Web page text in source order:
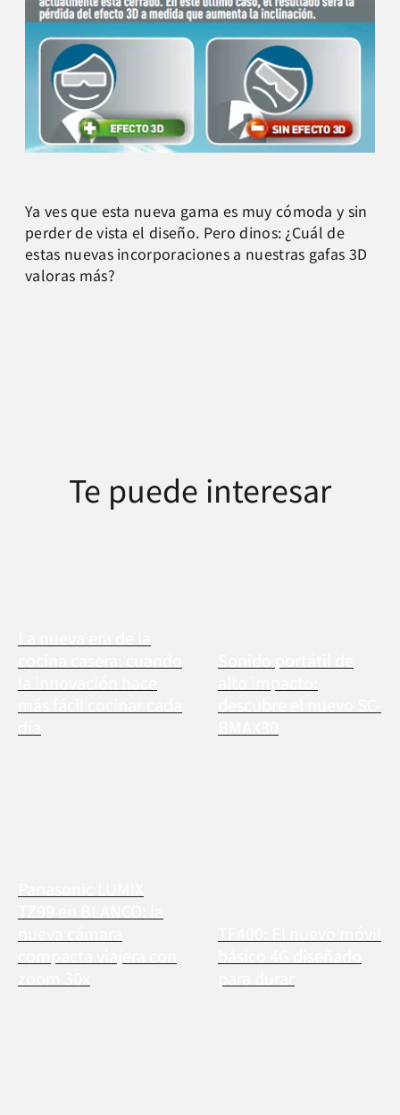
Ya ves que esta nueva gama es muy cómoda y sin
perder de vista el diseño. Pero dinos: ¿Cuál de
estas nuevas incorporaciones a nuestras gafas 3D
valoras más?
Te puede interesar